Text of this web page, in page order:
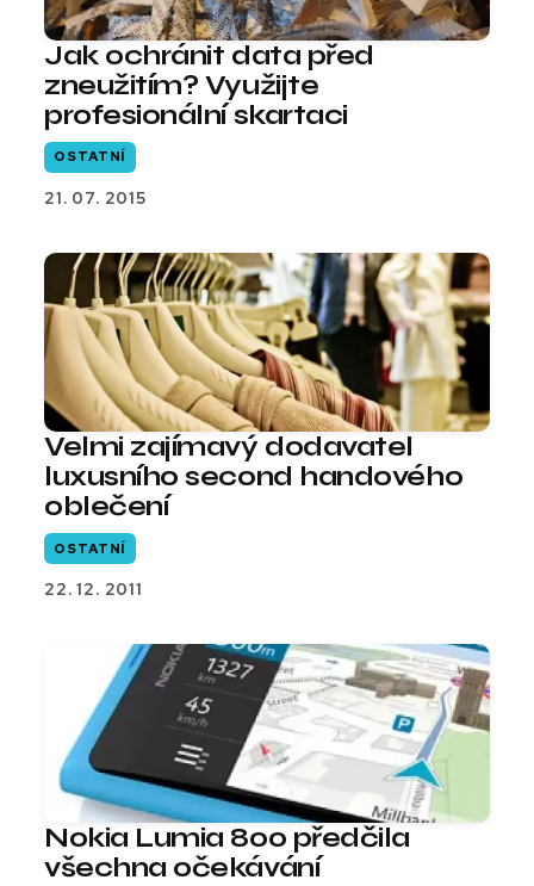
Jak ochránit data před
zneužitím? Využijte
profesionální skartaci
OSTATNÍ
21. 07. 2015
Velmi zajímavý dodavatel
luxusního second handového
oblečení
OSTATNÍ
22. 12. 2011
Nokia Lumia 800 předčila
všechna očekávání